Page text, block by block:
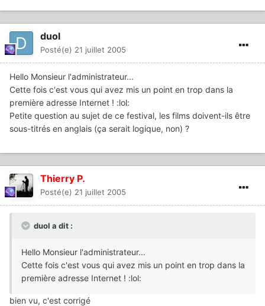
duol
Posté(e) 21 juillet 2005
Hello Monsieur l'administrateur...
Cette fois c'est vous qui avez mis un point en trop dans la
première adresse Internet ! :lol:
Petite question au sujet de ce festival, les films doivent-ils être
sous-titrés en anglais (ça serait logique, non) ?
Thierry P.
Posté(e) 21 juillet 2005
duol a dit :
Hello Monsieur l'administrateur...
Cette fois c'est vous qui avez mis un point en trop dans la
première adresse Internet ! :lol:
bien vu, c'est corrigé